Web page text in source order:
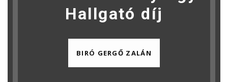
Hallgató díj
BIRÓ GERGŐ ZALÁN